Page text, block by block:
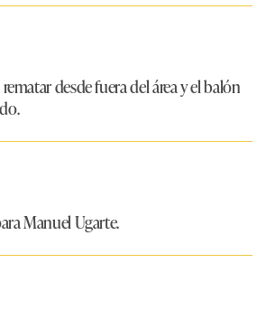
desde fuera del área y el balón
Manuel Ugarte.